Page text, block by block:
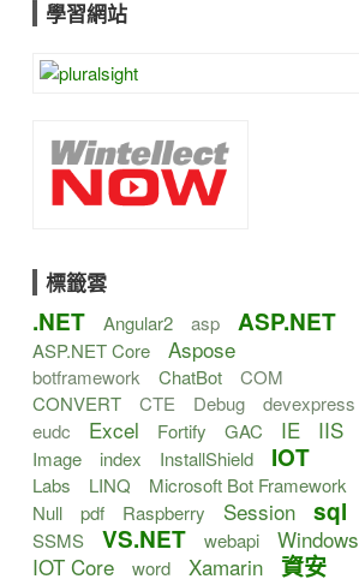
學習網站
標籤雲
.NET Angular2 asp ASP.NET
ASP.NET Core Aspose
botframework ChatBot
COM
CONVERT
CTE Debug
devexpress
eudc
Excel Fortify GAC IE IIS
Image index InstallShield IOT
Labs LINQ
Microsoft Bot Framework
Null
pdf Raspberry Session sql
SSMS VS.NET webapi
Windows
IOT Core
word Xamarin 資安